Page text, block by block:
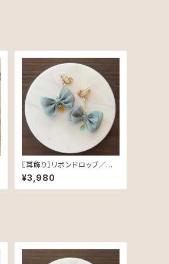
〖耳飾り〗リボンドロップ／ス
モーキーグリーン
¥3,980